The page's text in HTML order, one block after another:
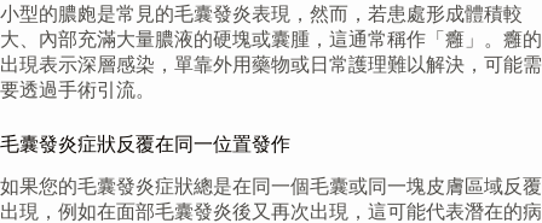
小型的膿皰是常見的毛囊發炎表現，然而，若患處形成體積較
大、內部充滿大量膿液的硬塊或囊腫，這通常稱作「癰」。癰的
出現表示深層感染，單靠外用藥物或日常護理難以解決，可能需
要透過手術引流。
毛囊發炎症狀反覆在同一位置發作
如果您的毛囊發炎症狀總是在同一個毛囊或同一塊皮膚區域反覆
出現，例如在面部毛囊發炎後又再次出現，這可能代表潛在的病